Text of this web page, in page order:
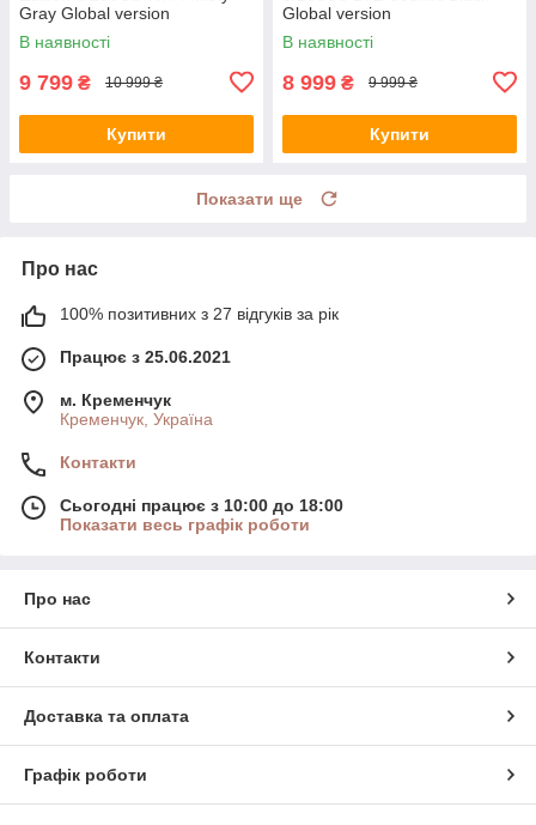
Gray Global version
В наявності
9 799 ₴ 10 999 ₴
Купити
Global version
В наявності
8 999 ₴ 9 999 ₴
Купити
Показати ще
Про нас
100% позитивних з 27 відгуків за рік
Працює з 25.06.2021
м. Кременчук
Кременчук, Україна
Контакти
Сьогодні працює з 10:00 до 18:00
Показати весь графік роботи
Про нас
Контакти
Доставка та оплата
Графік роботи